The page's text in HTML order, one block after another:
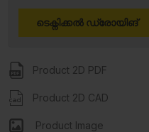
ടെക്നിക്കൽ ഡ്രോയിങ്
Product 2D PDF
Product 2D CAD
Product Image